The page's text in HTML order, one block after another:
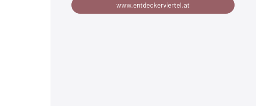
www.entdeckerviertel.at